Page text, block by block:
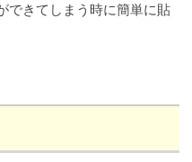
できてしまう時に簡単に貼